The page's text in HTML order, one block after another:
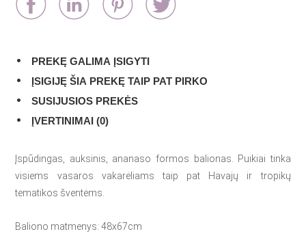
PREKĘ GALIMA ĮSIGYTI
ĮSIGIJĘ ŠIA PREKĘ TAIP PAT PIRKO
SUSIJUSIOS PREKĖS
ĮVERTINIMAI (0)
Įspūdingas, auksinis, ananaso formos balionas. Puikiai tinka
visiems vasaros vakarėliams taip pat Havajų ir tropikų
tematikos šventėms.
Baliono matmenys: 48x67cm